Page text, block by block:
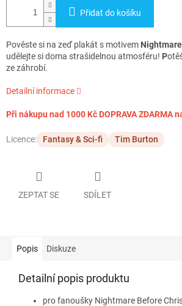
Přidat do košíku
Pověste si na zeď plakát s motivem
udělejte si doma strašidelnou atmosféru! P
ze záhrobí.
Detailní informace
Při nákupu nad 1000 Kč DOPRAVA ZDARMA
Licence: Fantasy & Sci-fi Tim Burton
ZEPTAT SE SDÍLET
Popis Diskuze
Detailní popis produktu
pro fanoušky Nightmare Before